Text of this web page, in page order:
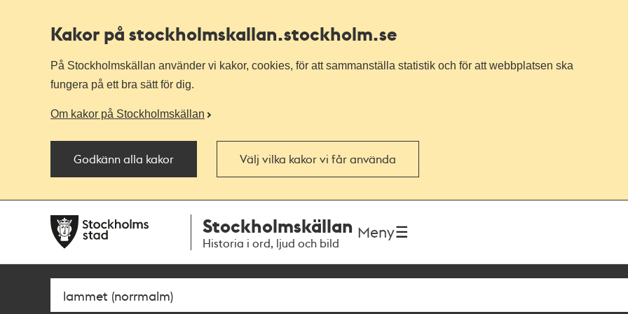
Kakor på stockholmskallan.stockholm.se
På Stockholmskällan använder vi kakor, cookies, för att sammanställa statistik och för att webbplatsen ska
fungera på ett bra sätt för dig.
Om kakor på Stockholmskällan
Godkänn alla kakor Välj vilka kakor vi får använda
navigationen
huvudinnehållet
Stockholmskällan
Historia i ord, ljud och bild
Meny
Sök